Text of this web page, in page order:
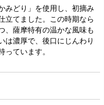
みどり」を使用し、初摘み
立てました。この時期なら
、薩摩特有の温かな風味も
は濃厚で、後口にじんわり
っています。